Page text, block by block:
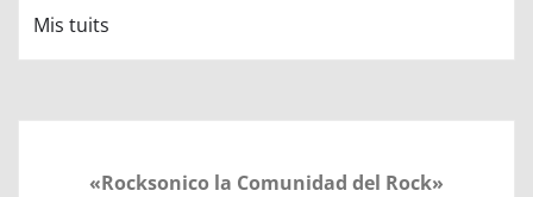
Mis tuits
«Rocksonico la Comunidad del Rock»